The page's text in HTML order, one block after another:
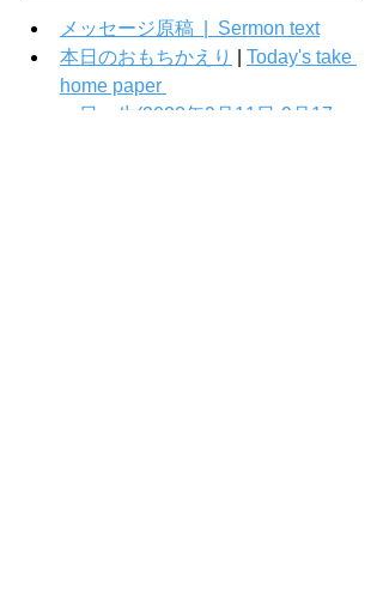
メッセージ原稿  |  Sermon text
本日のおもちかえり
Today's take
home paper
一日一生(2023年9月11日-9月17